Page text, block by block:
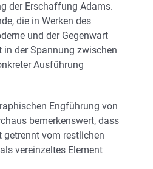
der Erschaffung Adams.
die in Werken des
und der Gegenwart
in der Spannung zwischen
Ausführung
Engführung von
bemerkenswert, dass
getrennt vom restlichen
vereinzeltes Element